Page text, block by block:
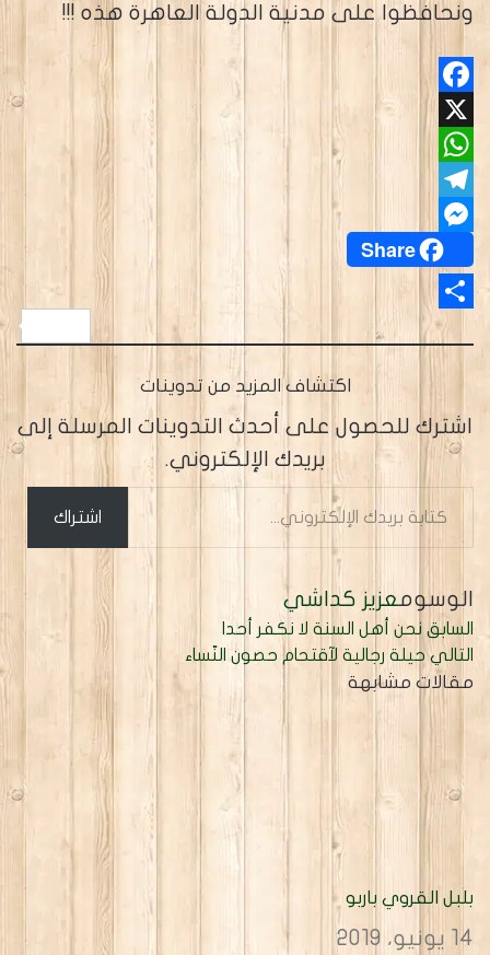
ونحافظوا على مدنية الدولة العاهرة هذه !!!
Facebook
X
WhatsApp
Telegram
Messenger
Share
Share
اكتشاف المزيد من تدوينات
اشترك للحصول على أحدث التدوينات المرسلة إلى
بريدك الإلكتروني.
بريدك
الإلكتروني...
اشتراك
الوسومعزيز كداشي
السابقنحن أهل السنة لا نكفر أحدا
التاليحيلة رجالية لآقتحام حصون النّساء
مقالات مشابهة
بلبل القروي باربو
14 يونيو، 2019